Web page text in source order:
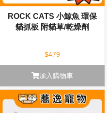
ROCK CATS 小鯨魚 環保
貓抓板 附貓草/乾燥劑
$479
加入購物車